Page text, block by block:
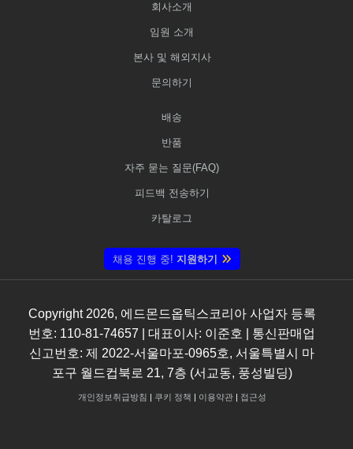
회사소개
임원 소개
본사 및 해외지사
문의하기
배송
반품
자주 묻는 질문(FAQ)
피드백 전송하기
카탈로그
채용 진행 중! 지원하기
Copyright 2026, 에드몬드옵틱스코리아 사업자 등록
번호: 110-81-74657 | 대표이사: 이준호 | 통신판매업
신고번호: 제 2022-서울마포-0965호, 서울특별시 마
포구 월드컵북로 21, 7층 (서교동, 풍성빌딩)
개인정보취급방침 쿠키 정책 이용약관| 접근성